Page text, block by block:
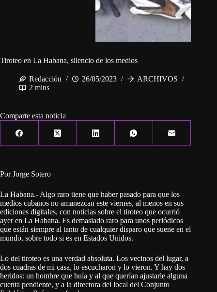
Tiroteo en La Habana, silencio de los medios
Redacción 26/05/2023
ARCHIVOS
2 mins
Comparte esta noticia
Por Jorge Sotero
La Habana.- Algo raro tiene que haber pasado para que los
medios cubanos no amanezcan este viernes, al menos en sus
ediciones digitales, con noticias sobre el tiroteo que ocurrió
ayer en La Habana. Es demasiado raro para unos periódicos
que están siempre al tanto de cualquier disparo que suene en el
mundo, sobre todo si es en Estados Unidos.
Lo del tiroteo es una verdad absoluta. Los vecinos del lugar, a
dos cuadras de mi casa, lo escucharon y lo vieron. Y hay dos
heridos: un hombre que huía y al que querían ajustarle alguna
cuenta pendiente, y a la directora del local del Conjunto